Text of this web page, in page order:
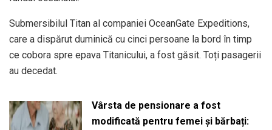
Submersibilul Titan al companiei OceanGate Expeditions,
care a dispărut duminică cu cinci persoane la bord în timp
ce cobora spre epava Titanicului, a fost găsit. Toți pasagerii
au decedat.
Vârsta de pensionare a fost
modificată pentru femei și bărbați: